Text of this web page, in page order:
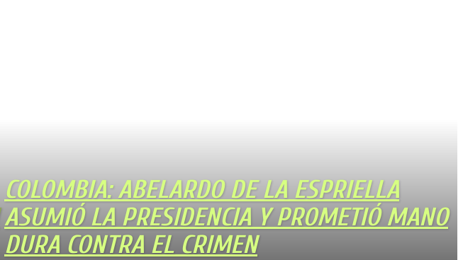
COLOMBIA: ABELARDO DE LA ESPRIELLA
ASUMIÓ LA PRESIDENCIA Y PROMETIÓ MANO
DURA CONTRA EL CRIMEN